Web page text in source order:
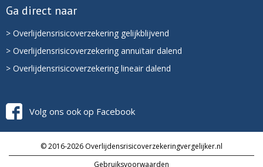
Ga direct naar
> Overlijdensrisicoverzekering gelijkblijvend
> Overlijdensrisicoverzekering annuïtair dalend
> Overlijdensrisicoverzekering lineair dalend
Volg ons ook op Facebook
© 2016-2026 Overlijdensrisicoverzekeringvergelijker.nl
Gebruiksvoorwaarden